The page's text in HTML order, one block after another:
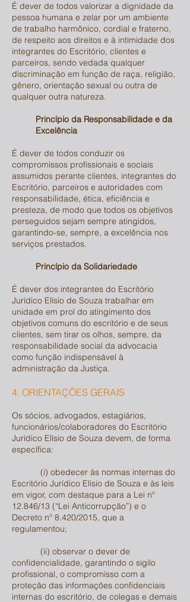
É dever de todos valorizar a dignidade da
pessoa humana e zelar por um ambiente
de trabalho harmônico, cordial e fraterno,
de respeito aos direitos e à intimidade dos
integrantes do Escritório, clientes e
parceiros, sendo vedada qualquer
discriminação em função de raça, religião,
gênero, orientação sexual ou outra de
qualquer outra natureza.
Princípio da Responsabilidade e da
Excelência
É dever de todos conduzir os
compromissos profissionais e sociais
assumidos perante clientes, integrantes do
Escritório, parceiros e autoridades com
responsabilidade, ética, eficiência e
presteza, de modo que todos os objetivos
perseguidos sejam sempre atingidos,
garantindo-se, sempre, a excelência nos
serviços prestados.
Princípio da Solidariedade
É dever dos integrantes do Escritório
Jurídico Elísio de Souza trabalhar em
unidade em prol do atingimento dos
objetivos comuns do escritório e de seus
clientes, sem tirar os olhos, sempre, da
responsabilidade social da advocacia
como função indispensável à
administração da Justiça.
4. ORIENTAÇÕES GERAIS
Os sócios, advogados, estagiários,
funcionários/colaboradores do Escritório
Jurídico Elísio de Souza devem, de forma
específica:
(i) obedecer às normas internas do
Escritório Jurídico Elísio de Souza e às leis
em vigor, com destaque para a Lei nº
12.846/13 (“Lei Anticorrupção”) e o
Decreto nº 8.420/2015, que a
regulamentou;
(ii) observar o dever de
confidencialidade, garantindo o sigilo
profissional, o compromisso com a
proteção das informações confidenciais
internas do escritório, de colegas e demais